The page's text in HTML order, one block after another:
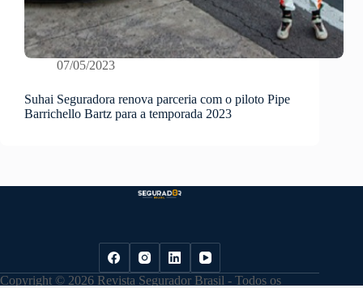
07/05/2023
Suhai Seguradora renova parceria com o piloto Pipe
Barrichello Bartz para a temporada 2023
Copyright © 2026 Revista Segurador Brasil - Todos os